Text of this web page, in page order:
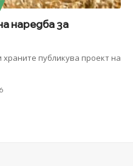
наредба за
публикува проект на